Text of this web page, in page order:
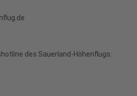
des Sauerland-Höhenflugs: